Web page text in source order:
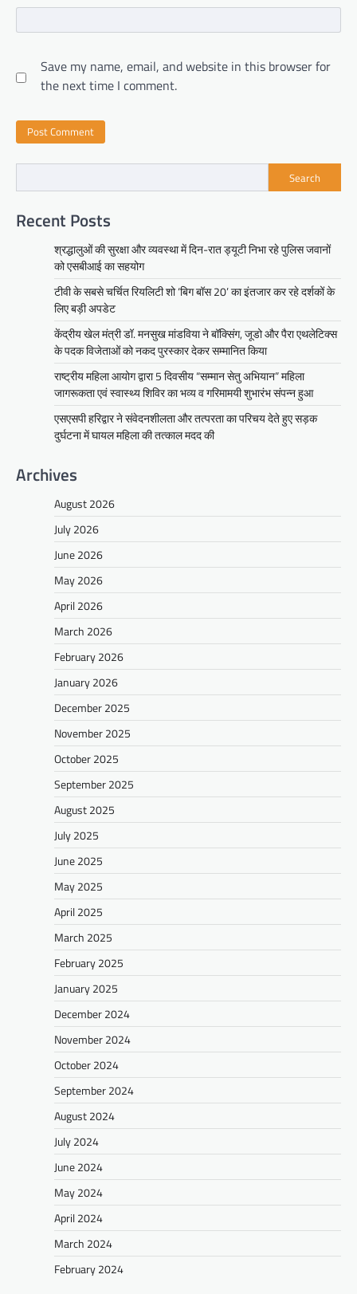
Save my name, email, and website in this browser for
the next time I comment.
Search
Recent Posts
श्रद्धालुओं की सुरक्षा और व्यवस्था में दिन-रात ड्यूटी निभा रहे पुलिस जवानों
को एसबीआई का सहयोग
टीवी के सबसे चर्चित रियलिटी शो ‘बिग बॉस 20’ का इंतजार कर रहे दर्शकों के
लिए बड़ी अपडेट
केंद्रीय खेल मंत्री डॉ. मनसुख मांडविया ने बॉक्सिंग, जूडो और पैरा एथलेटिक्स
के पदक विजेताओं को नकद पुरस्कार देकर सम्मानित किया
राष्ट्रीय महिला आयोग द्वारा 5 दिवसीय “सम्मान सेतु अभियान” महिला
जागरूकता एवं स्वास्थ्य शिविर का भव्य व गरिमामयी शुभारंभ संपन्न हुआ
एसएसपी हरिद्वार ने संवेदनशीलता और तत्परता का परिचय देते हुए सड़क
दुर्घटना में घायल महिला की तत्काल मदद की
Archives
August 2026
July 2026
June 2026
May 2026
April 2026
March 2026
February 2026
January 2026
December 2025
November 2025
October 2025
September 2025
August 2025
July 2025
June 2025
May 2025
April 2025
March 2025
February 2025
January 2025
December 2024
November 2024
October 2024
September 2024
August 2024
July 2024
June 2024
May 2024
April 2024
March 2024
February 2024